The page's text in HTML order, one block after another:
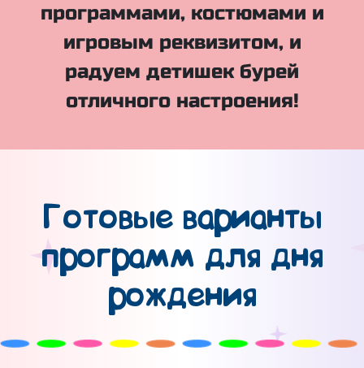
программами, костюмами и
игровым реквизитом, и
радуем детишек бурей
отличного настроения!
Готовые варианты
программ для дня
рождения